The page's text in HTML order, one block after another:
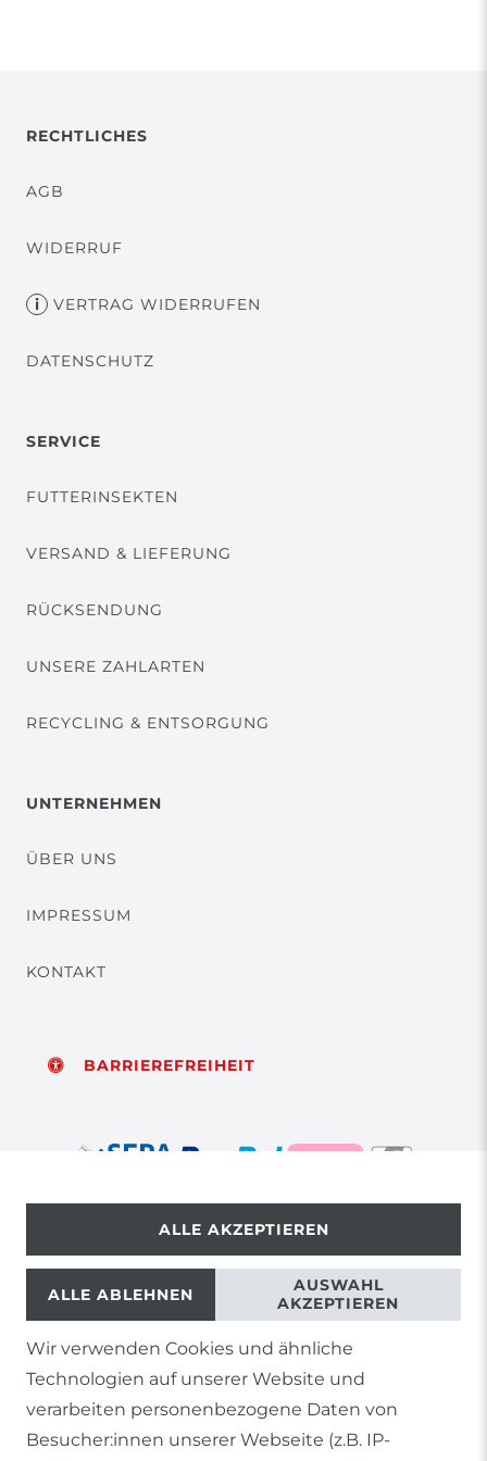
RECHTLICHES
AGB
WIDERRUF
VERTRAG WIDERRUFEN
DATENSCHUTZ
SERVICE
FUTTERINSEKTEN
VERSAND & LIEFERUNG
RÜCKSENDUNG
UNSERE ZAHLARTEN
RECYCLING & ENTSORGUNG
UNTERNEHMEN
ÜBER UNS
IMPRESSUM
KONTAKT
BARRIEREFREIHEIT
© Copyright 2026 | Alle Rechte vorbehalten.
1) Gilt nicht für Sendungen mit Futterinsekten,
Lebendpflanzen, Frostfutter oder lebende Tiere, sowie
Lieferungen per Spedition
2) gilt für sofort lieferbare Artikel und Produkte die keine
Wir verwenden Cookies und ähnliche
Technologien auf unserer Website und
verarbeiten personenbezogene Daten von
Besucher:innen unserer Webseite (z.B. IP-
ALLE AKZEPTIEREN
ALLE ABLEHNEN
AUSWAHL
AKZEPTIEREN